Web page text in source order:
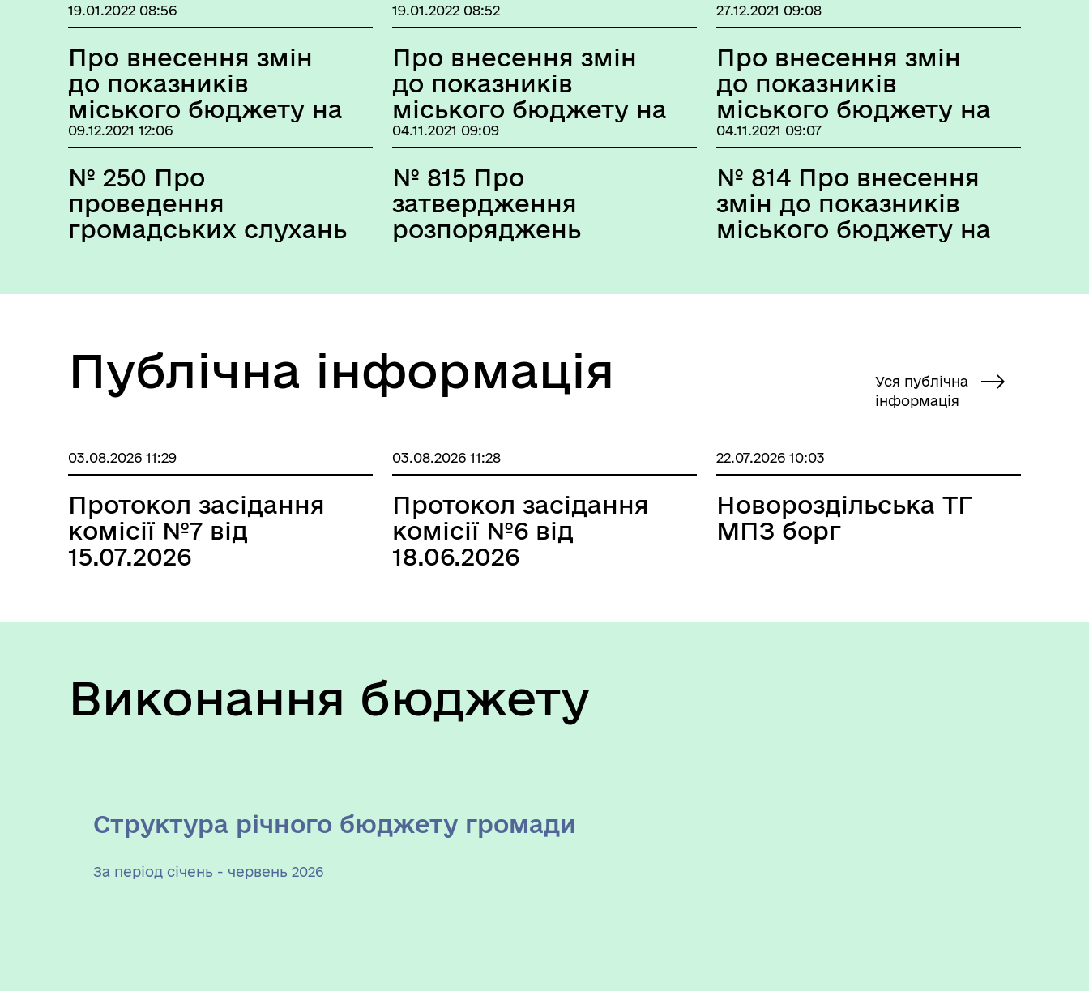
19.01.2022 08:56
Про внесення змін
до показників
міського бюджету на
2021 р.
19.01.2022 08:52
Про внесення змін
до показників
міського бюджету на
2021 р.
27.12.2021 09:08
Про внесення змін
до показників
міського бюджету на
2021 р.
09.12.2021 12:06
№ 250 Про
проведення
громадських слухань
04.11.2021 09:09
№ 815 Про
затвердження
розпоряджень
04.11.2021 09:07
№ 814 Про внесення
змін до показників
міського бюджету на
Публічна інформація
Уся публічна
інформація
03.08.2026 11:29
Протокол засідання
комісії №7 від
15.07.2026
03.08.2026 11:28
Протокол засідання
комісії №6 від
18.06.2026
22.07.2026 10:03
Новороздільська ТГ
МПЗ борг
Виконання бюджету
Структура річного бюджету громади
За період січень - червень 2026